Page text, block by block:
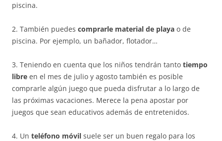
piscina.
2. También puedes comprarle material de playa o de
piscina. Por ejemplo, un bañador, flotador…
3. Teniendo en cuenta que los niños tendrán tanto tiempo
libre en el mes de julio y agosto también es posible
comprarle algún juego que pueda disfrutar a lo largo de
las próximas vacaciones. Merece la pena apostar por
juegos que sean educativos además de entretenidos.
4. Un teléfono móvil suele ser un buen regalo para los